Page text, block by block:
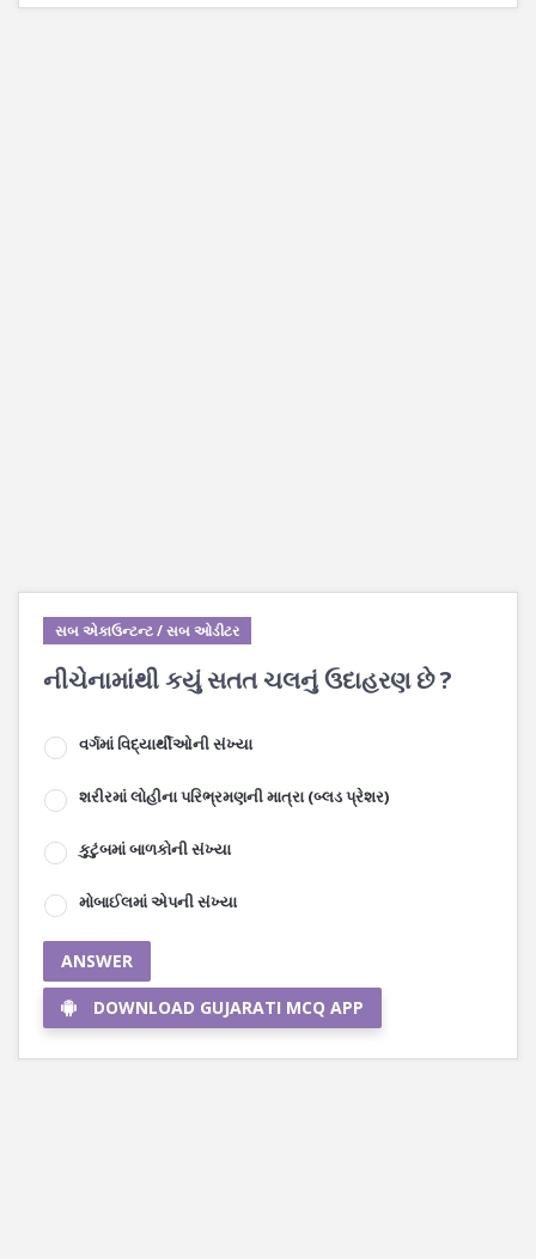
સબ એકાઉન્ટન્ટ / સબ ઓડીટર
નીચેનામાંથી કયું સતત ચલનું ઉદાહરણ છે ?
વર્ગમાં વિદ્યાર્થીઓની સંખ્યા
શરીરમાં લોહીના પરિભ્રમણની માત્રા (બ્લડ પ્રેશર)
કુટુંબમાં બાળકોની સંખ્યા
મોબાઈલમાં એપની સંખ્યા
ANSWER
DOWNLOAD GUJARATI MCQ APP